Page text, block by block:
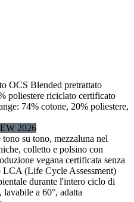
OCS Blended pretrattato
poliestere riciclato certificato
74% cotone, 20% poliestere,
2026
su tono, mezzaluna nel
colletto e polsino con
vegana certificata senza
LCA (Life Cycle Assessment)
durante l'intero ciclo di
a 60°, adatta